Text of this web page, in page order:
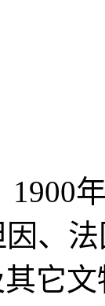
1900
因、
它